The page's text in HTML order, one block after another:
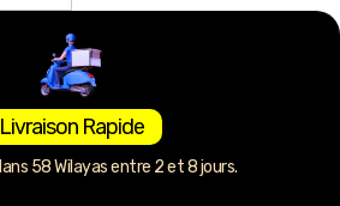
Livraison Rapide
58 Wilayas entre 2 et 8 jours.